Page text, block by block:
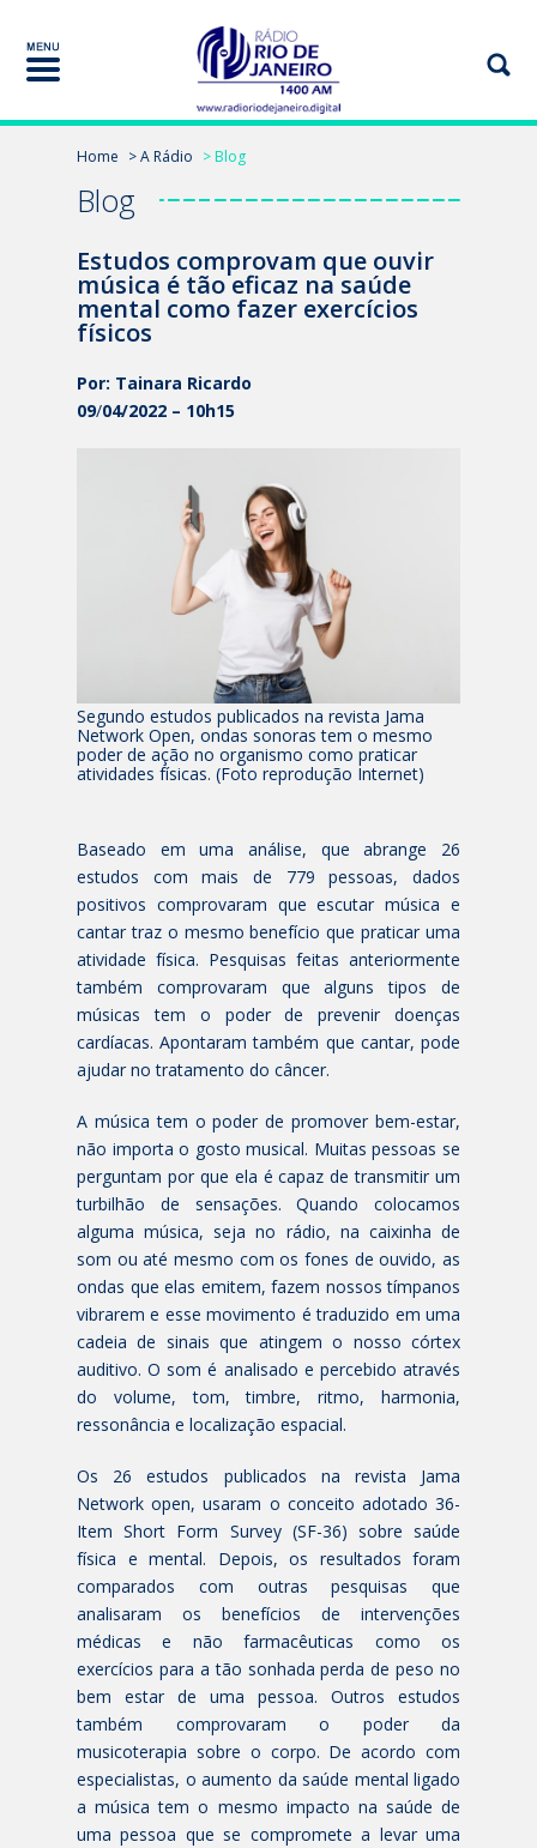
Home > A Rádio > Blog
Blog
Estudos comprovam que ouvir
música é tão eficaz na saúde
mental como fazer exercícios
físicos
Por: Tainara Ricardo
09/04/2022 – 10h15
Segundo estudos publicados na revista Jama
Network Open, ondas sonoras tem o mesmo
poder de ação no organismo como praticar
atividades físicas. (Foto reprodução Internet)
Baseado em uma análise, que abrange 26
estudos com mais de 779 pessoas, dados
positivos comprovaram que escutar música e
cantar traz o mesmo benefício que praticar uma
atividade física. Pesquisas feitas anteriormente
também comprovaram que alguns tipos de
músicas tem o poder de prevenir doenças
cardíacas. Apontaram também que cantar, pode
ajudar no tratamento do câncer.
A música tem o poder de promover bem-estar,
não importa o gosto musical. Muitas pessoas se
perguntam por que ela é capaz de transmitir um
turbilhão de sensações. Quando colocamos
alguma música, seja no rádio, na caixinha de
som ou até mesmo com os fones de ouvido, as
ondas que elas emitem, fazem nossos tímpanos
vibrarem e esse movimento é traduzido em uma
cadeia de sinais que atingem o nosso córtex
auditivo. O som é analisado e percebido através
do volume, tom, timbre, ritmo, harmonia,
ressonância e localização espacial.
Os 26 estudos publicados na revista Jama
Network open, usaram o conceito adotado 36-
Item Short Form Survey (SF-36) sobre saúde
física e mental. Depois, os resultados foram
comparados com outras pesquisas que
analisaram os benefícios de intervenções
médicas e não farmacêuticas como os
exercícios para a tão sonhada perda de peso no
bem estar de uma pessoa. Outros estudos
também comprovaram o poder da
musicoterapia sobre o corpo. De acordo com
especialistas, o aumento da saúde mental ligado
a música tem o mesmo impacto na saúde de
uma pessoa que se compromete a levar uma